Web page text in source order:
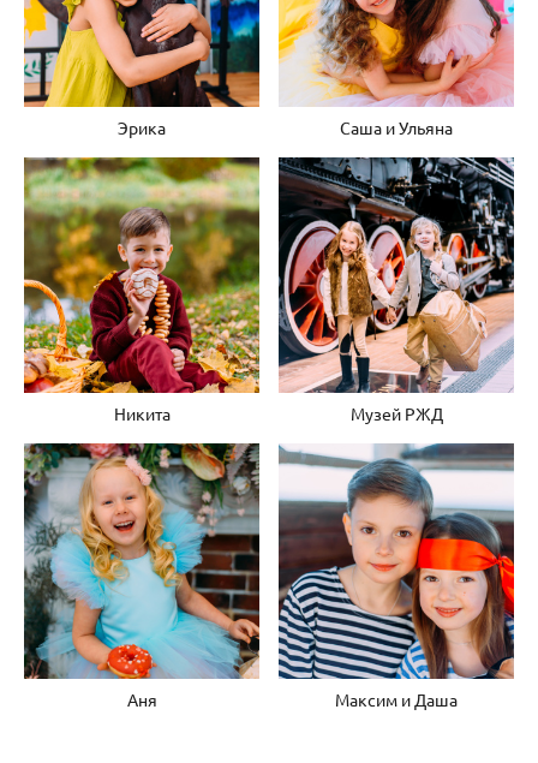
Эрика Саша и Ульяна
Никита Музей РЖД
Аня Максим и Даша